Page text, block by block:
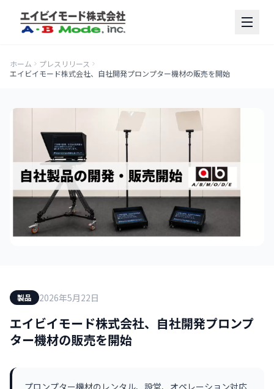
ホーム
プレスリリース
エイビイモード株式会社、自社開発プロンプター機材の販売を開始
製品 2026年5月22日
エイビイモード株式会社、自社開発プロンプ
ター機材の販売を開始